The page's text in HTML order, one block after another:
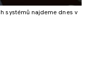
systémů najdeme dnes v